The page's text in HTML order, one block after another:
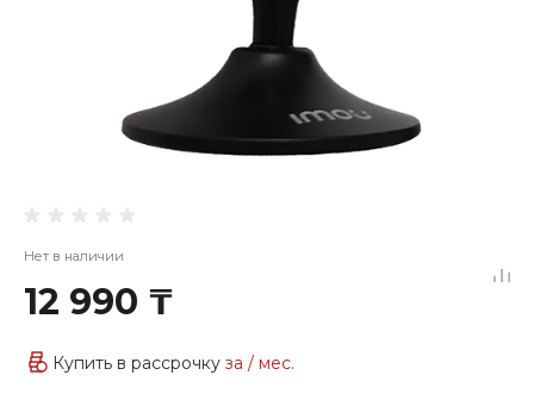
Нет в наличии
12 990 ₸
Купить в рассрочку за / мес.